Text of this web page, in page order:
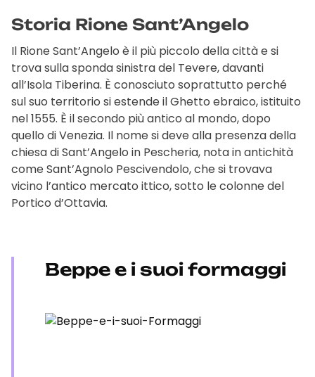
Storia Rione Sant’Angelo
Il Rione Sant’Angelo è il più piccolo della città e si
trova sulla sponda sinistra del Tevere, davanti
all’Isola Tiberina. È conosciuto soprattutto perché
sul suo territorio si estende il Ghetto ebraico, istituito
nel 1555. È il secondo più antico al mondo, dopo
quello di Venezia. Il nome si deve alla presenza della
chiesa di Sant’Angelo in Pescheria, nota in antichità
come Sant’Agnolo Pescivendolo, che si trovava
vicino l’antico mercato ittico, sotto le colonne del
Portico d’Ottavia.
Beppe e i suoi formaggi